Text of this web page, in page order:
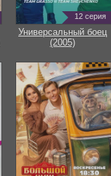
12 серия
Универсальный боец
(2005)